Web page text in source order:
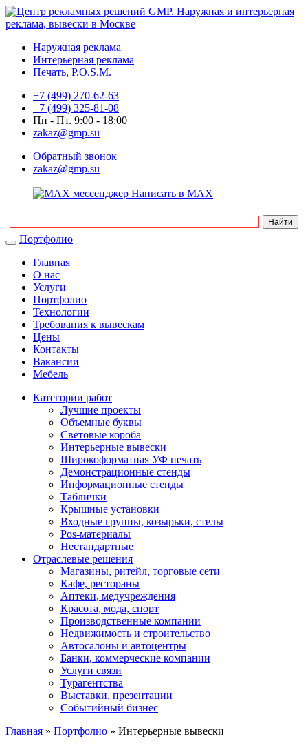
Наружная реклама
Интерьерная реклама
Печать, P.O.S.M.
+7 (499) 270-62-63
+7 (499) 325-81-08
Пн - Пт. 9:00 - 18:00
zakaz@gmp.su
Обратный звонок
zakaz@gmp.su
Написать в MAX
Портфолио
Главная
О нас
Услуги
Портфолио
Технологии
Требования к вывескам
Цены
Контакты
Вакансии
Мебель
Категории работ
Лучшие проекты
Объемные буквы
Световые короба
Интерьерные вывески
Широкоформатная УФ печать
Демонстрационные стенды
Информационные стенды
Таблички
Крышные установки
Входные группы, козырьки, стелы
Pos-материалы
Нестандартные
Отраслевые решения
Магазины, ритейл, торговые сети
Кафе, рестораны
Аптеки, медучреждения
Красота, мода, спорт
Производственные компании
Недвижимость и строительство
Автосалоны и автоцентры
Банки, коммерческие компании
Услуги связи
Турагентства
Выставки, презентации
Событийный бизнес
Главная » Портфолио » Интерьерные вывески